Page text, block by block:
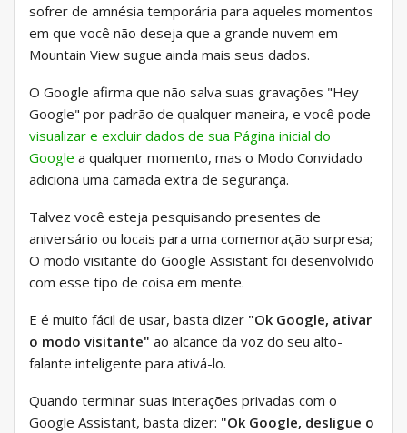
sofrer de amnésia temporária para aqueles momentos
em que você não deseja que a grande nuvem em
Mountain View sugue ainda mais seus dados.
O Google afirma que não salva suas gravações "Hey
Google" por padrão de qualquer maneira, e você pode
visualizar e excluir dados de sua Página inicial do
Google a qualquer momento, mas o Modo Convidado
adiciona uma camada extra de segurança.
Talvez você esteja pesquisando presentes de
aniversário ou locais para uma comemoração surpresa;
O modo visitante do Google Assistant foi desenvolvido
com esse tipo de coisa em mente.
E é muito fácil de usar, basta dizer "Ok Google, ativar
o modo visitante" ao alcance da voz do seu alto-
falante inteligente para ativá-lo.
Quando terminar suas interações privadas com o
Google Assistant, basta dizer: "Ok Google, desligue o